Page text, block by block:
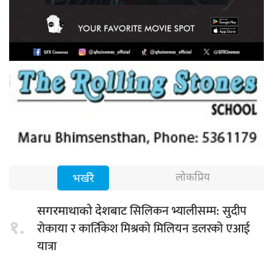
भर्खरै लोकप्रिय
१.
सगरमाथाको देशबाटसिलिकन भ्यालीसम्म: सुदीप
रोकाया र कार्तिकेश मिश्रको मिलियन डलरको एआई
यात्रा